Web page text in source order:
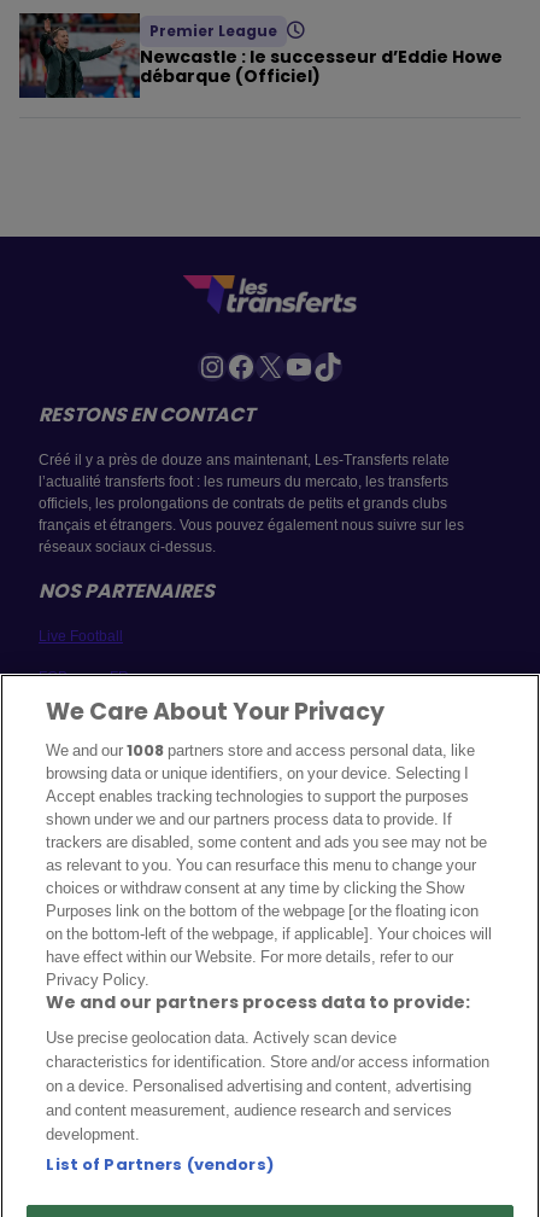
Premier League
Newcastle : le successeur d’Eddie Howe
débarque (Officiel)
Instagram
Facebook
X YouTube
TikTok
RESTONS EN CONTACT
Créé il y a près de douze ans maintenant, Les-Transferts relate
l’actualité transferts foot : les rumeurs du mercato, les transferts
officiels, les prolongations de contrats de petits et grands clubs
français et étrangers. Vous pouvez également nous suivre sur les
réseaux sociaux ci-dessus.
NOS PARTENAIRES
Live Football
FCBayern-FR
Milan AC
Real France
A PROPOS
Politique de cookies
Qui sommes-nous ?
Auteurs
Politique éditoriale
Notice Légale
Politique de confidentialité
Contactez-nous
Archive
© Transfert Foot Mercato 2026. Tous droits réservés
We Care About Your Privacy
We and our1008 partners store and access personal data, like
browsing data or unique identifiers, on your device. Selecting I
Accept enables tracking technologies to support the purposes
shown under we and our partners process data to provide. If
trackers are disabled, some content and ads you see may not be
as relevant to you. You can resurface this menu to change your
choices or withdraw consent at any time by clicking the Show
Purposes link on the bottom of the webpage [or the floating icon
on the bottom-left of the webpage, if applicable]. Your choices will
have effect within our Website. For more details, refer to our
Privacy Policy.
We and our partners process data to provide:
Use precise geolocation data. Actively scan device
characteristics for identification. Store and/or access information
on a device. Personalised advertising and content, advertising
and content measurement, audience research and services
development.
List of Partners (vendors)